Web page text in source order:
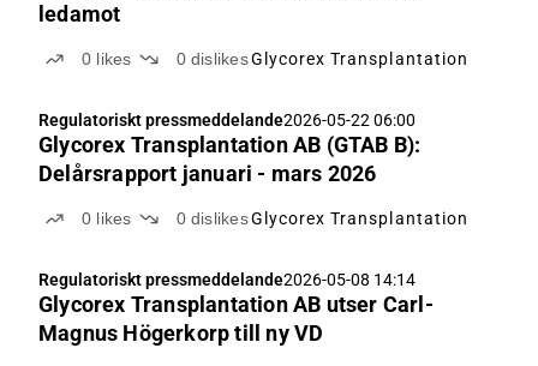
ledamot
0 likes 0 dislikesGlycorex Transplantation
Regulatoriskt pressmeddelande2026-05-22 06:00
Glycorex Transplantation AB (GTAB B):
Delårsrapport januari - mars 2026
0 likes 0 dislikesGlycorex Transplantation
Regulatoriskt pressmeddelande2026-05-08 14:14
Glycorex Transplantation AB utser Carl-
Magnus Högerkorp till ny VD